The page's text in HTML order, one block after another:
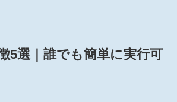
5選｜誰でも簡単に実行可